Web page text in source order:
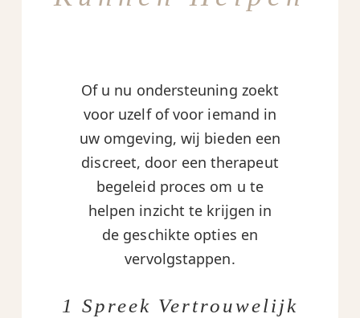
Of u nu ondersteuning zoekt
voor uzelf of voor iemand in
uw omgeving, wij bieden een
discreet, door een therapeut
begeleid proces om u te
helpen inzicht te krijgen in
de geschikte opties en
vervolgstappen.
1 Spreek Vertrouwelijk